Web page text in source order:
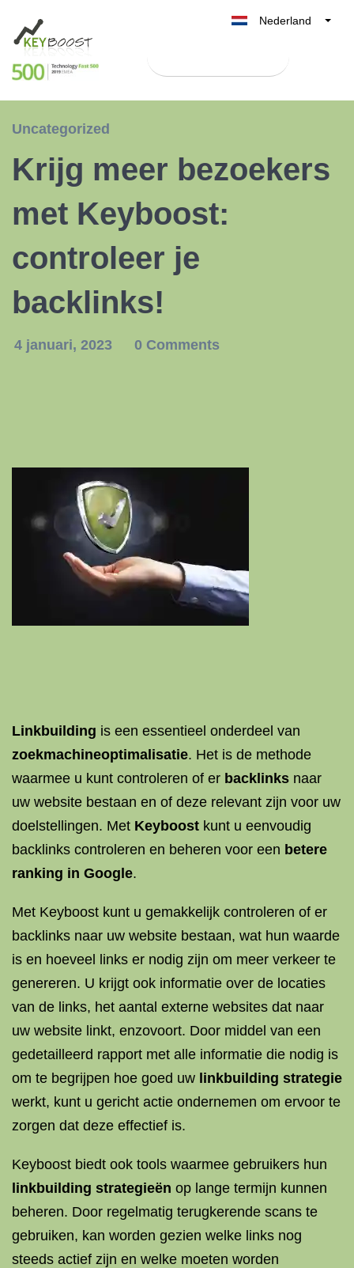
Nederland
België
España
Uncategorized
Krijg meer bezoekers
met Keyboost:
controleer je
backlinks!
4 januari, 2023 0 Comments
Linkbuilding is een essentieel onderdeel van
zoekmachineoptimalisatie. Het is de methode
waarmee u kunt controleren of er backlinks naar
uw website bestaan en of deze relevant zijn voor uw
doelstellingen. Met Keyboost kunt u eenvoudig
backlinks controleren en beheren voor een betere
ranking in Google.
Met Keyboost kunt u gemakkelijk controleren of er
backlinks naar uw website bestaan, wat hun waarde
is en hoeveel links er nodig zijn om meer verkeer te
genereren. U krijgt ook informatie over de locaties
van de links, het aantal externe websites dat naar
uw website linkt, enzovoort. Door middel van een
gedetailleerd rapport met alle informatie die nodig is
om te begrijpen hoe goed uw linkbuilding strategie
werkt, kunt u gericht actie ondernemen om ervoor te
zorgen dat deze effectief is.
Keyboost biedt ook tools waarmee gebruikers hun
linkbuilding strategieën op lange termijn kunnen
beheren. Door regelmatig terugkerende scans te
gebruiken, kan worden gezien welke links nog
steeds actief zijn en welke moeten worden